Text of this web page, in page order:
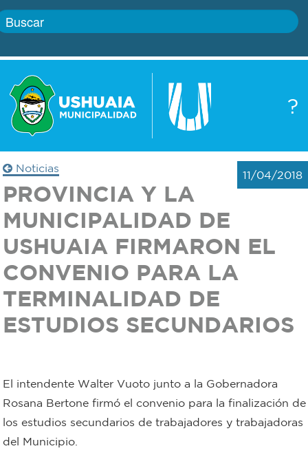
?
Boletín
Defensa
civil
Zoonosis
Bromatología
Municipal
Mi
Gobierno
Trámites
Transparencia
Actualidad
Correo
municipal
Noticias
11/04/2018
PROVINCIA Y LA
MUNICIPALIDAD DE
USHUAIA FIRMARON EL
CONVENIO PARA LA
TERMINALIDAD DE
ESTUDIOS SECUNDARIOS
El intendente Walter Vuoto junto a la Gobernadora
Rosana Bertone firmó el convenio para la finalización de
los estudios secundarios de trabajadores y trabajadoras
del Municipio.